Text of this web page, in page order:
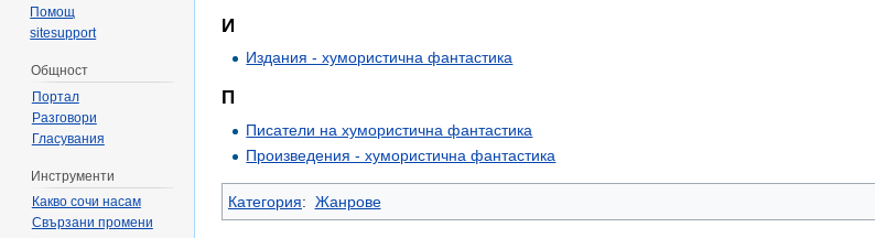
И
Издания - хумористична фантастика
П
Писатели на хумористична фантастика
Произведения - хумористична фантастика
Категория: Жанрове
Помощ
sitesupport
Общност
Портал
Разговори
Гласувания
Инструменти
Какво сочи насам
Свързани промени